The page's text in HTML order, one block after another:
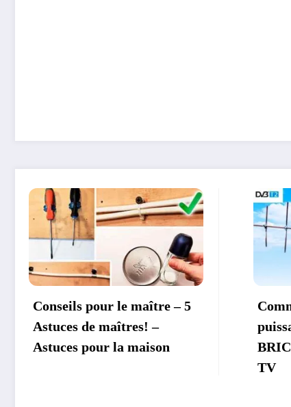
Comment fabriquer de
puissantes Antennes –
BRICOLAGE ANTENNE